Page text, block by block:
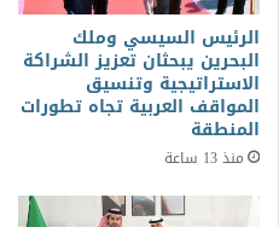
الرئيس السيسي وملك
البحرين يبحثان تعزيز الشراكة
الاستراتيجية وتنسيق
المواقف العربية تجاه تطورات
المنطقة
منذ 13 ساعة